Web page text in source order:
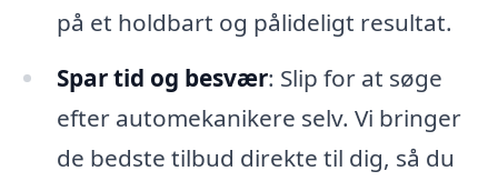
på et holdbart og pålideligt resultat.
Spar tid og besvær: Slip for at søge
efter automekanikere selv. Vi bringer
de bedste tilbud direkte til dig, så du